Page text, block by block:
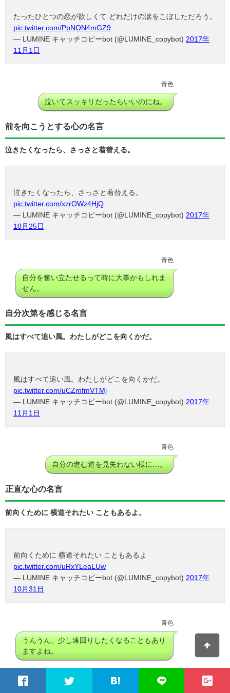
たったひとつの恋が欲しくて どれだけの涙をこぼしただろう。
pic.twitter.com/PpNON4mGZ9
— LUMINE キャッチコピーbot (@LUMINE_copybot) 2017年
11月1日
青色
泣いてスッキリだったらいいのにね。
前を向こうとする心の名言
泣きたくなったら、さっさと着替える。
泣きたくなったら、さっさと着替える。
pic.twitter.com/xzrOWz4HjQ
— LUMINE キャッチコピーbot (@LUMINE_copybot) 2017年
10月25日
青色
自分を奮い立たせるって時に大事かもしれま
せん。
自分次第を感じる名言
風はすべて追い風。わたしがどこを向くかだ。
風はすべて追い風。わたしがどこを向くかだ。
pic.twitter.com/uCZmfmVTMj
— LUMINE キャッチコピーbot (@LUMINE_copybot) 2017年
11月1日
青色
自分の進む道を見失わない様に…。
正直な心の名言
前向くために 横道それたい こともあるよ。
前向くために 横道それたい こともあるよ
pic.twitter.com/uRxYLeaLUw
— LUMINE キャッチコピーbot (@LUMINE_copybot) 2017年
10月31日
青色
うんうん、少し遠回りしたくなることもあり
ますよね。
女子心が自信になる名言